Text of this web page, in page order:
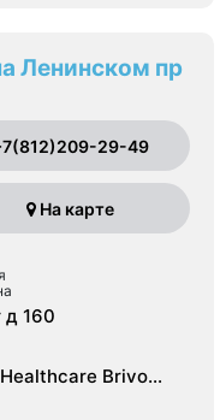
Ленинском пр
29-49
На карте
д 160
Brivo
Optima CT 520 16